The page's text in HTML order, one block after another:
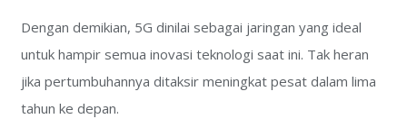
Dengan demikian, 5G dinilai sebagai jaringan yang ideal
untuk hampir semua inovasi teknologi saat ini. Tak heran
jika pertumbuhannya ditaksir meningkat pesat dalam lima
tahun ke depan.